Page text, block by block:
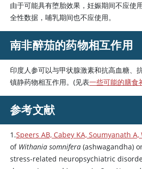
由于可能具有堕胎效果，妊娠期间不应使
全性数据，哺乳期间也不应使用。
南非醉茄的药物相互作用
印度人参可以与甲状腺激素和抗高血糖、
镇静药物相互作用。(见表一些可能的膳食
参考文献
1.Speers AB, Cabey KA, Soumyanath
of Withania somnifera (ashwagandha)
stress-related neuropsychiatric